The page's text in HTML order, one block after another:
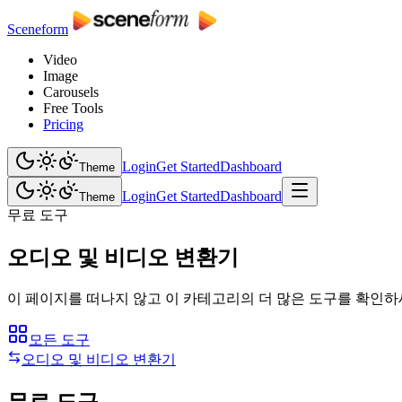
Sceneform
Video
Image
Carousels
Free Tools
Pricing
Theme LoginGet StartedDashboard
Theme LoginGet StartedDashboard
무료 도구
오디오 및 비디오 변환기
이 페이지를 떠나지 않고 이 카테고리의 더 많은 도구를 확인하
모든 도구
오디오 및 비디오 변환기